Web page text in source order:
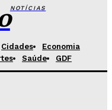
NOTÍCIAS
Cidades
Economia
Saúde GDF